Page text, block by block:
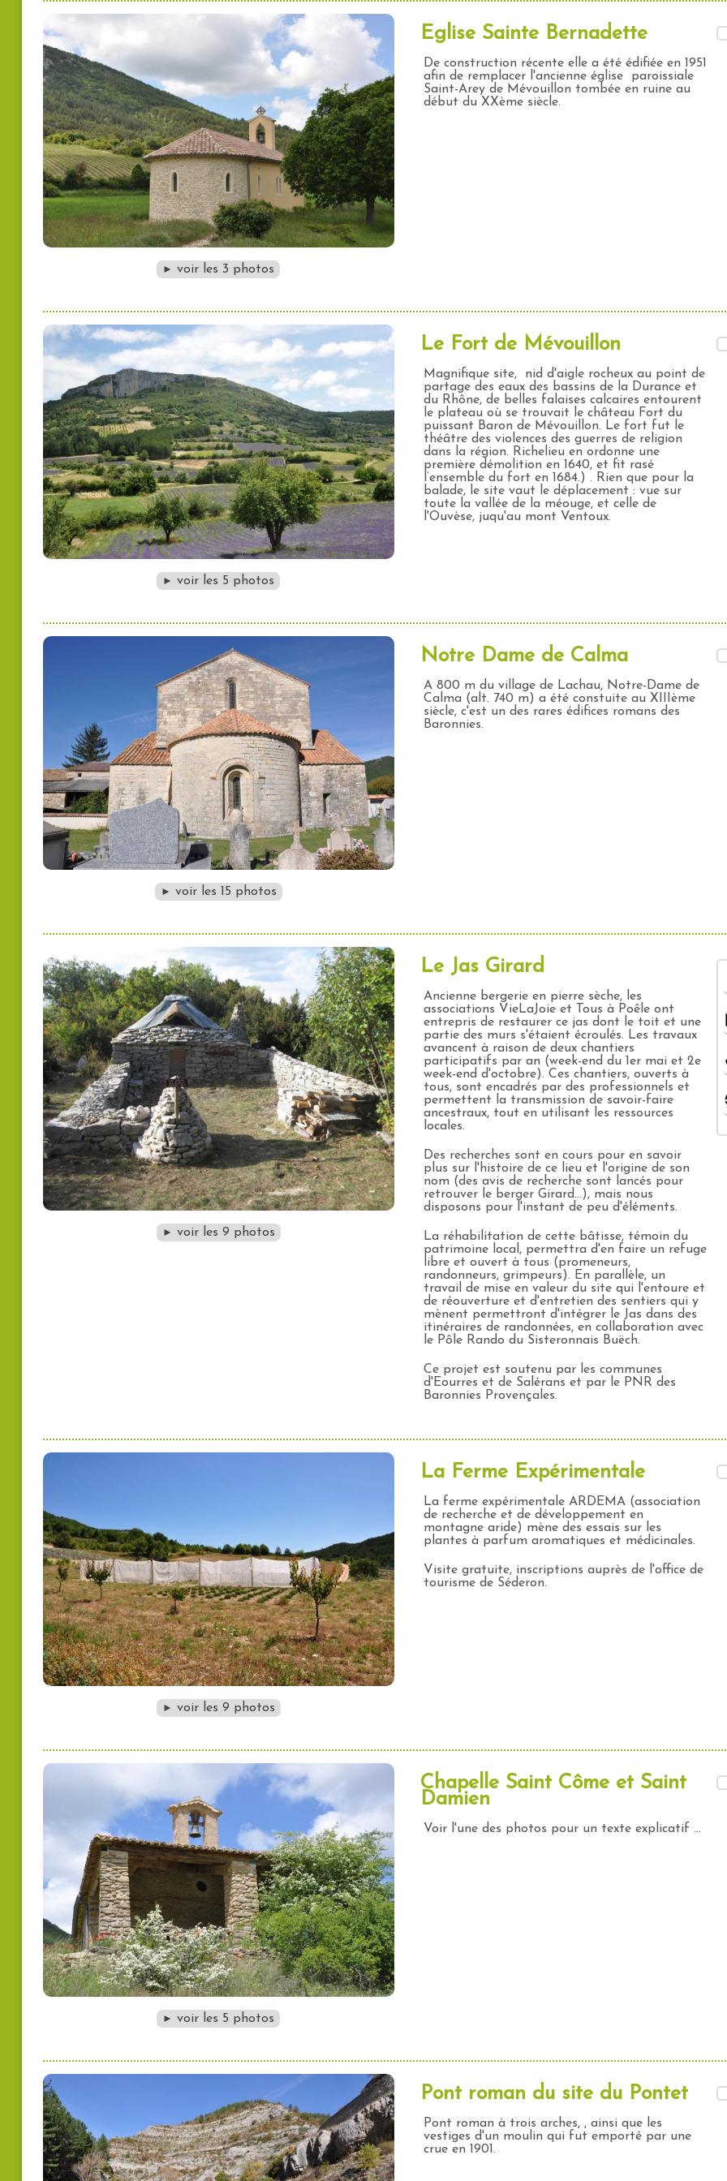
► voir les 3 photos
Eglise Sainte Bernadette
De construction récente elle a été édifiée en 1951
afin de remplacer l'ancienne église paroissiale
Saint-Arey de Mévouillon tombée en ruine au
début du XXème siècle.
► voir les 5 photos
Le Fort de Mévouillon
Magnifique site, nid d'aigle rocheux au point de
partage des eaux des bassins de la Durance et
du Rhône, de belles falaises calcaires entourent
le plateau où se trouvait le château Fort du
puissant Baron de Mévouillon. Le fort fut le
théâtre des violences des guerres de religion
dans la région. Richelieu en ordonne une
première démolition en 1640, et fit rasé
l’ensemble du fort en 1684.) . Rien que pour la
balade, le site vaut le déplacement : vue sur
toute la vallée de la méouge, et celle de
l'Ouvèse, juqu'au mont Ventoux.
► voir les 15 photos
Notre Dame de Calma
A 800 m du village de Lachau, Notre-Dame de
Calma (alt. 740 m) a été constuite au XIIIème
siècle, c'est un des rares édifices romans des
Baronnies.
► voir les 9 photos
Le Jas Girard
Ancienne bergerie en pierre sèche, les
associations VieLaJoie et Tous à Poêle ont
entrepris de restaurer ce jas dont le toit et une
partie des murs s'étaient écroulés. Les travaux
avancent à raison de deux chantiers
participatifs par an (week-end du 1er mai et 2e
week-end d'octobre). Ces chantiers, ouverts à
tous, sont encadrés par des professionnels et
permettent la transmission de savoir-faire
ancestraux, tout en utilisant les ressources
locales.
Des recherches sont en cours pour en savoir
plus sur l'histoire de ce lieu et l'origine de son
nom (des avis de recherche sont lancés pour
retrouver le berger Girard...), mais nous
disposons pour l'instant de peu d'éléments.
La réhabilitation de cette bâtisse, témoin du
patrimoine local, permettra d'en faire un refuge
libre et ouvert à tous (promeneurs,
randonneurs, grimpeurs). En parallèle, un
travail de mise en valeur du site qui l'entoure et
de réouverture et d'entretien des sentiers qui y
mènent permettront d'intégrer le Jas dans des
itinéraires de randonnées, en collaboration avec
le Pôle Rando du Sisteronnais Buëch.
Ce projet est soutenu par les communes
d'Eourres et de Salérans et par le PNR des
Baronnies Provençales.
► voir les 9 photos
La Ferme Expérimentale
La ferme expérimentale ARDEMA (association
de recherche et de développement en
montagne aride) mène des essais sur les
plantes à parfum aromatiques et médicinales.
Visite gratuite, inscriptions auprès de l'office de
tourisme de Séderon.
► voir les 5 photos
Chapelle Saint Côme et Saint
Damien
Voir l'une des photos pour un texte explicatif ...
Pont roman du site du Pontet
Pont roman à trois arches, , ainsi que les
vestiges d'un moulin qui fut emporté par une
crue en 1901.